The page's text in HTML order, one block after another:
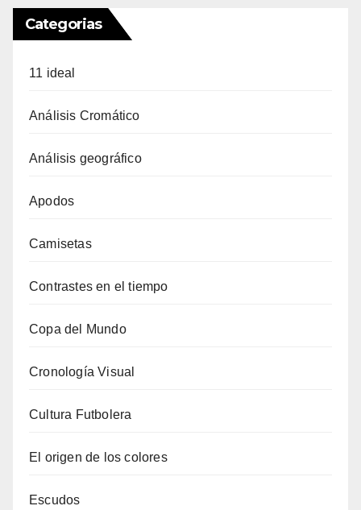
Categorias
11 ideal
Análisis Cromático
Análisis geográfico
Apodos
Camisetas
Contrastes en el tiempo
Copa del Mundo
Cronología Visual
Cultura Futbolera
El origen de los colores
Escudos